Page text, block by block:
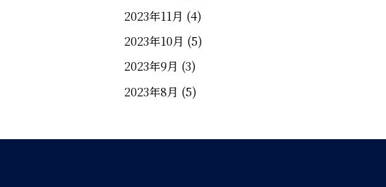
2023年11月 (4)
2023年10月 (5)
2023年9月 (3)
2023年8月 (5)